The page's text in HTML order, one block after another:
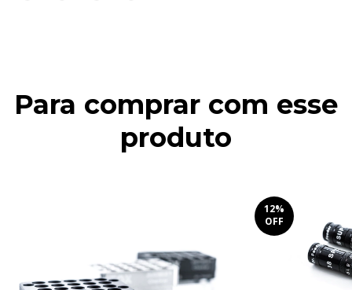
Para comprar com esse
produto
12%
OFF